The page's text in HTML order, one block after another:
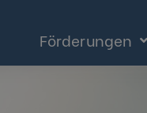
Förderungen